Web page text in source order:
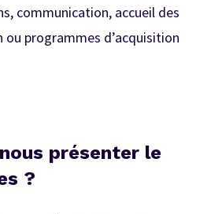
communication, accueil des
programmes d’acquisition
présenter le
?